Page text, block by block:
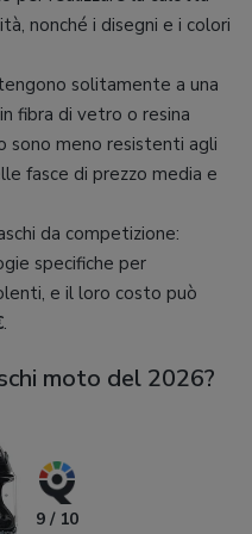
nonché i disegni e i colori
solitamente a una
fibra di vetro o resina
sono meno resistenti agli
fasce di prezzo media e
da competizione:
specifiche per
e il loro costo può
.
moto del 2026?
9 / 10